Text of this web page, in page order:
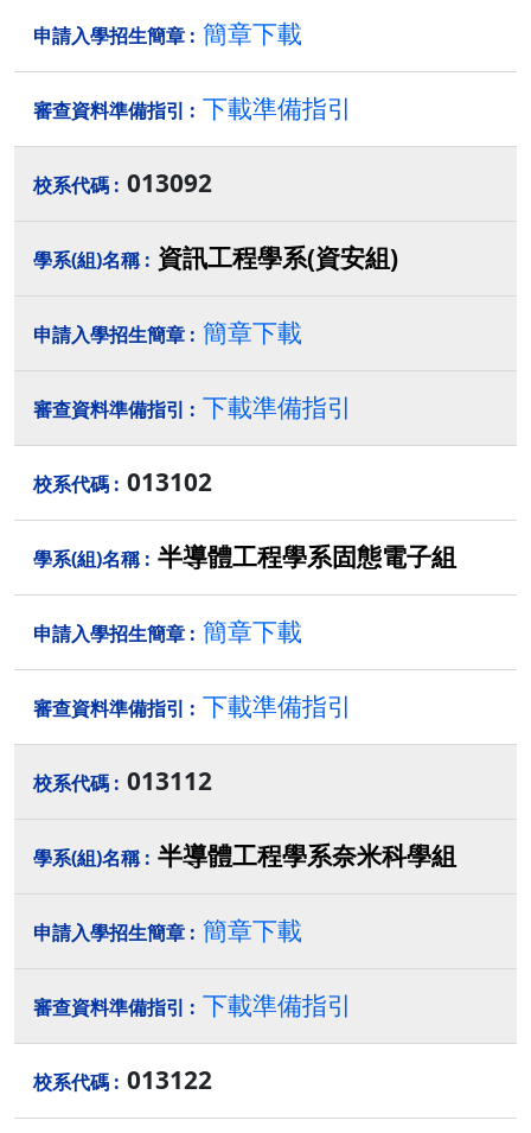
簡章下載
下載準備指引
013092
資訊工程學系(資安組)
簡章下載
下載準備指引
013102
半導體工程學系固態電子組
簡章下載
下載準備指引
013112
半導體工程學系奈米科學組
簡章下載
下載準備指引
013122